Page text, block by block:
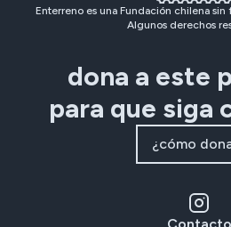
Enterreno es una Fundación chilena
Algunos derechos
dona a este
para que siga
¿cómo